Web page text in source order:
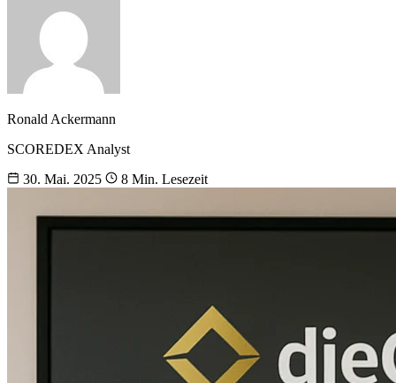
Ronald Ackermann
SCOREDEX Analyst
30. Mai. 2025
8 Min. Lesezeit